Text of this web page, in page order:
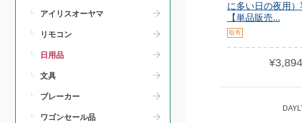
アイリスオーヤマ
リモコン
日用品
文具
ブレーカー
ワゴンセール品
に多い日の夜用）
【単品販売...
取寄
¥3,894